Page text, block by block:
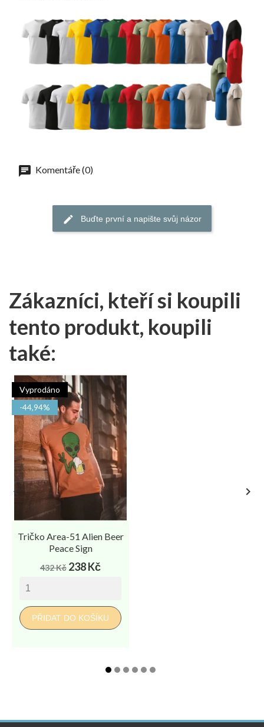
Komentáře (0)
Buďte první a napište svůj názor
Zákazníci, kteří si koupili
tento produkt, koupili
také:
Tričko Area-51 Alien Beer
Peace Sign
Běžná
432 Kč Cena
238 Kč
PŘIDAT DO KOŠÍKU
Vyprodáno
-44,94%
 